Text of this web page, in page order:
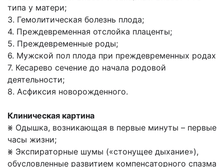
типа у матери;
3. Гемолитическая болезнь плода;
4. Преждевременная отслойка плаценты;
5. Преждевременные роды;
6. Мужской пол плода при преждевременных родах
7. Кесарево сечение до начала родовой
деятельности;
8. Асфиксия новорожденного.
Клиническая картина
⨳ Одышка, возникающая в первые минуты – первые
часы жизни;
⨳ Экспираторные шумы («стонущее дыхание»),
обусловленные развитием компенсаторного спазма